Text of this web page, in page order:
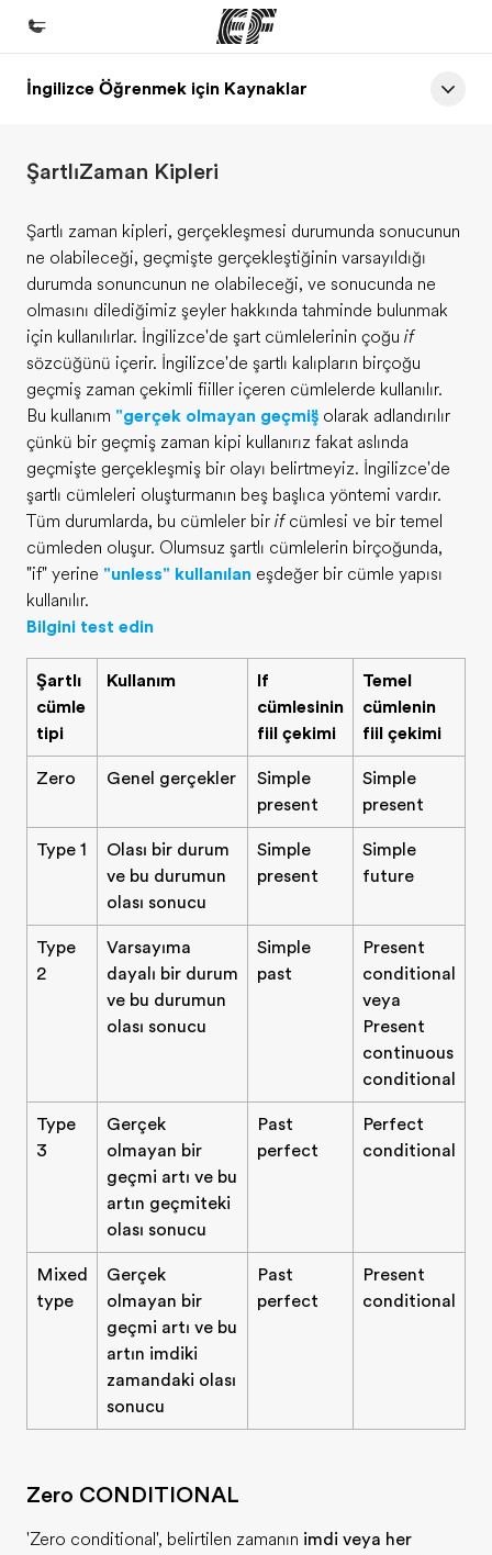
Ana Sayfa
Programlarımız
Ofislerimiz
Hakkımızda
Kariyer
Ekibimize katılın
İngilizce Öğrenmek için Kaynaklar
Şartlı Zaman Kipleri
Şartlı zaman kipleri, gerçekleşmesi durumunda sonucunun
ne olabileceği, geçmişte gerçekleştiğinin varsayıldığı
durumda sonuncunun ne olabileceği, ve sonucunda ne
olmasını dilediğimiz şeyler hakkında tahminde bulunmak
için kullanılırlar. İngilizce'de şart cümlelerinin çoğu if
sözcüğünü içerir. İngilizce'de şartlı kalıpların birçoğu
geçmiş zaman çekimli fiiller içeren cümlelerde kullanılır.
Bu kullanım "gerçek olmayan geçmiş" olarak adlandırılır
çünkü bir geçmiş zaman kipi kullanırız fakat aslında
geçmişte gerçekleşmiş bir olayı belirtmeyiz. İngilizce'de
şartlı cümleleri oluşturmanın beş başlıca yöntemi vardır.
Tüm durumlarda, bu cümleler bir ifcümlesi ve bir temel
cümleden oluşur. Olumsuz şartlı cümlelerin birçoğunda,
"if" yerine "unless" kullanılan eşdeğer bir cümle yapısı
kullanılır.
Bilgini test edin
Şartlı
cümle
tipi
Kullanım
If
cümlesinin
fiil çekimi
Temel
cümlenin
fiil çekimi
Zero Genel gerçekler
Simple
present
Simple
present
Type 1
Olası bir durum
ve bu durumun
olası sonucu
Simple
present
Simple
future
Type
2
Varsayıma
dayalı bir durum
ve bu durumun
olası sonucu
Simple
past
Present
conditional
veya
Present
continuous
conditional
Type
3
Gerçek
olmayan bir
geçmiş şartı ve bu
şartın geçmişteki
olası sonucu
Past
perfect
Perfect
conditional
Mixed
type
Gerçek
olmayan bir
geçmiş şartı ve bu
şartın şimdiki
zamandaki olası
sonucu
Past
perfect
Present
conditional
Zero CONDITIONAL
'Zero conditional', belirtilen zamanın şimdi veya her